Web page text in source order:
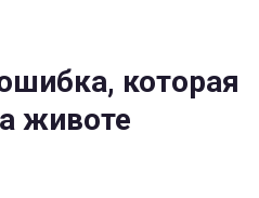
которая
животе